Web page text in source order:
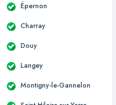
Épernon
Charray
Douy
Langey
Montigny-le-Gannelon